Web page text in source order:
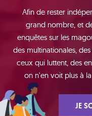
Afin de rester
grand nombre, et
enquêtes sur les
des multinationales,
ceux qui luttent, des
on n'en voit plus à
JE